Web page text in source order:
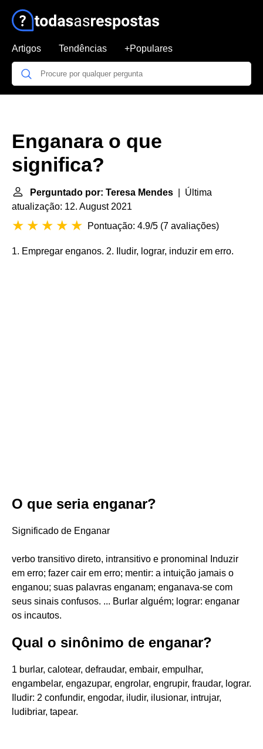
Artigos Tendências +Populares
Enganara o que
significa?
Perguntado por: Teresa Mendes | Última
atualização: 12. August 2021
Pontuação: 4.9/5 (7 avaliações)
1. Empregar enganos. 2. Iludir, lograr, induzir em erro.
O que seria enganar?
Significado de Enganar
verbo transitivo direto, intransitivo e pronominal Induzir
em erro; fazer cair em erro; mentir: a intuição jamais o
enganou; suas palavras enganam; enganava-se com
seus sinais confusos. ... Burlar alguém; lograr: enganar
os incautos.
Qual o sinônimo de enganar?
1 burlar, calotear, defraudar, embair, empulhar,
engambelar, engazupar, engrolar, engrupir, fraudar, lograr.
Iludir: 2 confundir, engodar, iludir, ilusionar, intrujar,
ludibriar, tapear.